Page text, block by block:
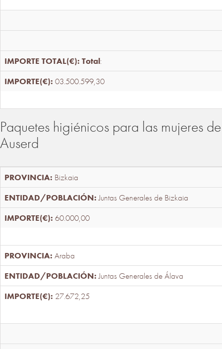
Total:
03.500.599,30
Paquetes higiénicos para las mujeres
Auserd
Bizkaia
Juntas Generales de Bizkaia
60.000,00
Araba
Juntas Generales de Álava
27.672,25